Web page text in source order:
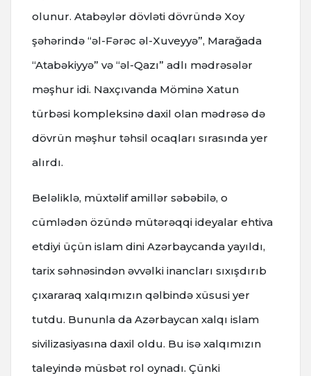
olunur. Atabəylər dövləti dövründə Xoy
şəhərində “əl-Fərəc əl-Xuveyyə”, Marağada
“Atabəkiyyə” və “əl-Qazı” adlı mədrəsələr
məşhur idi. Naxçıvanda Möminə Xatun
türbəsi kompleksinə daxil olan mədrəsə də
dövrün məşhur təhsil ocaqları sırasında yer
alırdı.
Beləliklə, müxtəlif amillər səbəbilə, o
cümlədən özündə mütərəqqi ideyalar ehtiva
etdiyi üçün islam dini Azərbaycanda yayıldı,
tarix səhnəsindən əvvəlki inancları sıxışdırıb
çıxararaq xalqımızın qəlbində xüsusi yer
tutdu. Bununla da Azərbaycan xalqı islam
sivilizasiyasına daxil oldu. Bu isə xalqımızın
taleyində müsbət rol oynadı. Çünki